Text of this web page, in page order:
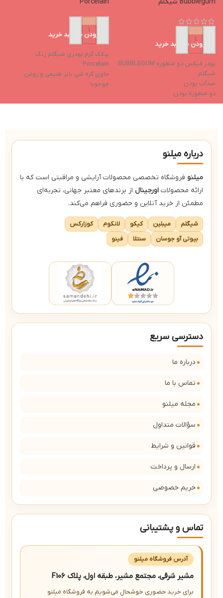
افزودن به سبد خرید
پودر فیکس دو منظوره BUBBLEGUM
شیگلم
ضدآب بودن
دو منظوره بودن
ترکیبات مرطوب‌کننده
افزودن به سبد خرید
پنکک کرم پودری شیگلم رنگ
Porcelain
حاوی کره شی باتر طبیعی و روغن
جوجوبا
ایجاد رطوبت پوست و حفظ آن
درباره میلنو
میلنو فروشگاه تخصصی محصولات آرایشی و مراقبتی است که با
ارائه محصولات اورجینال از برندهای معتبر جهانی، تجربه‌ای
مطمئن از خرید آنلاین و حضوری فراهم می‌کند.
شیگلم میبلین کیکو لانکوم
کوزارکس
بیوتی آو جوسان
سنتلا فینو
دسترسی سریع
درباره ما
تماس با ما
مجله میلنو
سؤالات متداول
قوانین و شرایط
ارسال و پرداخت
حریم خصوصی
تماس و پشتیبانی
آدرس فروشگاه میلنو
مشیر شرقی، مجتمع مشیر، طبقه اول، پلاک F106
برای خرید حضوری خوشحال می‌شویم به فروشگاه میلنو